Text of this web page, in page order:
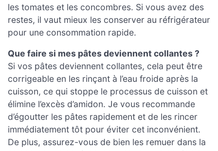
les tomates et les concombres. Si vous avez des
restes, il vaut mieux les conserver au réfrigérateur
pour une consommation rapide.
Que faire si mes pâtes deviennent collantes ?
Si vos pâtes deviennent collantes, cela peut être
corrigeable en les rinçant à l’eau froide après la
cuisson, ce qui stoppe le processus de cuisson et
élimine l’excès d’amidon. Je vous recommande
d’égoutter les pâtes rapidement et de les rincer
immédiatement tôt pour éviter cet inconvénient.
De plus, assurez-vous de bien les remuer dans la